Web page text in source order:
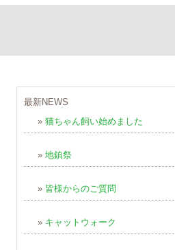
最新NEWS
» 猫ちゃん飼い始めました
» 地鎮祭
» 皆様からのご質問
» キャットウォーク